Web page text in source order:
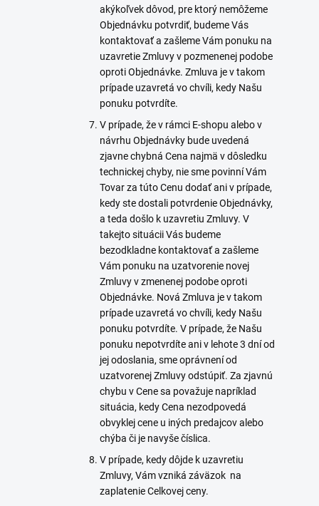
akýkoľvek dôvod, pre ktorý nemôžeme
Objednávku potvrdiť, budeme Vás
kontaktovať a zašleme Vám ponuku na
uzavretie Zmluvy v pozmenenej podobe
oproti Objednávke. Zmluva je v takom
prípade uzavretá vo chvíli, kedy Našu
ponuku potvrdíte.
V prípade, že v rámci E-shopu alebo v
návrhu Objednávky bude uvedená
zjavne chybná Cena najmä v dôsledku
technickej chyby, nie sme povinní Vám
Tovar za túto Cenu dodať ani v prípade,
kedy ste dostali potvrdenie Objednávky,
a teda došlo k uzavretiu Zmluvy. V
takejto situácii Vás budeme
bezodkladne kontaktovať a zašleme
Vám ponuku na uzatvorenie novej
Zmluvy v zmenenej podobe oproti
Objednávke. Nová Zmluva je v takom
prípade uzavretá vo chvíli, kedy Našu
ponuku potvrdíte. V prípade, že Našu
ponuku nepotvrdíte ani v lehote 3 dní od
jej odoslania, sme oprávnení od
uzatvorenej Zmluvy odstúpiť. Za zjavnú
chybu v Cene sa považuje napríklad
situácia, kedy Cena nezodpovedá
obvyklej cene u iných predajcov alebo
chýba či je navyše číslica.
V prípade, kedy dôjde k uzavretiu
Zmluvy, Vám vzniká záväzok na
zaplatenie Celkovej ceny.